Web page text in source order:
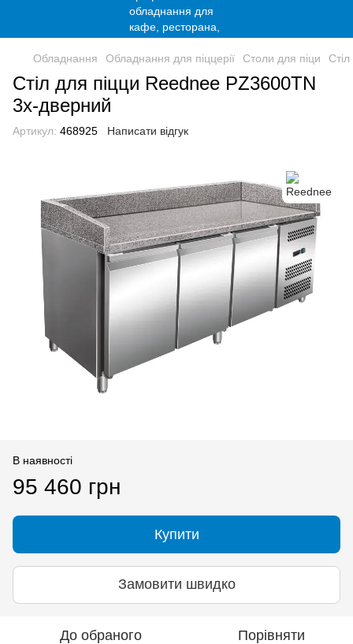
Обладнання Обладнання для піццерії Столи для піци
Стіл для піцци Reednee PZ3600TN
3х-дверний
Артикул: 468925 Написати відгук
В наявності
95 460 грн
Купити
Замовити швидко
До обраного Порівняти